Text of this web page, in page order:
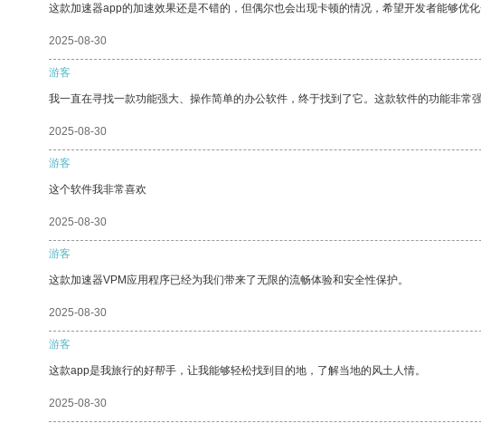
这款加速器app的加速效果还是不错的，但偶尔也会出现卡顿的情况，希望开发者能够优化
2025-08-30
游客
我一直在寻找一款功能强大、操作简单的办公软件，终于找到了它。这款软件的功能非常
2025-08-30
游客
这个软件我非常喜欢
2025-08-30
游客
这款加速器VPM应用程序已经为我们带来了无限的流畅体验和安全性保护。
2025-08-30
游客
这款app是我旅行的好帮手，让我能够轻松找到目的地，了解当地的风土人情。
2025-08-30